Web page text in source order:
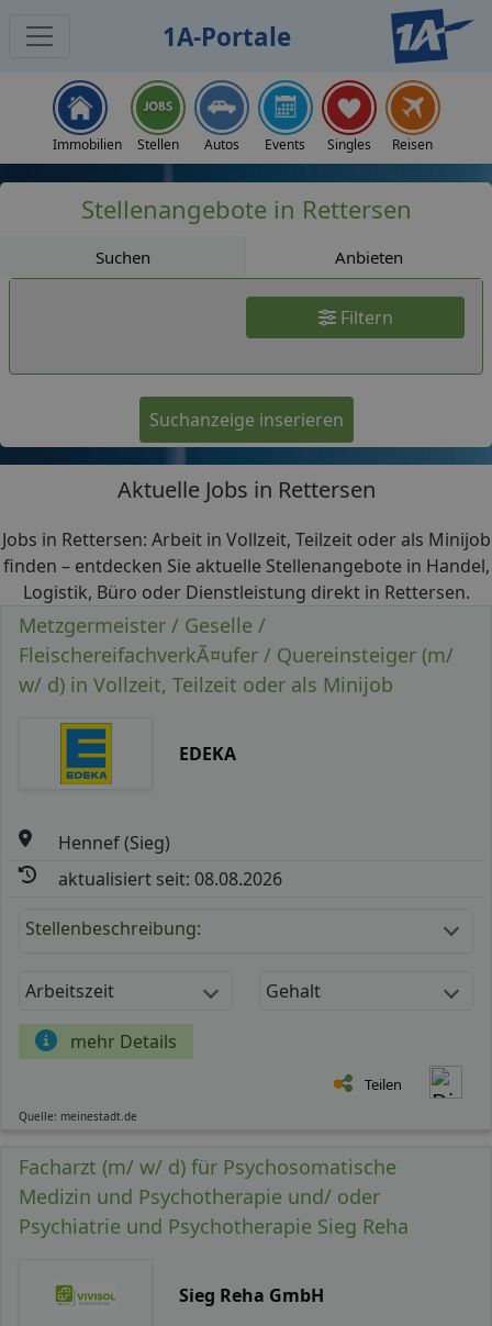
1A-Portale
Immobilien Stellen Autos Events Singles Reisen
Stellenangebote in Rettersen
Suchen Anbieten
Filtern
Suchanzeige inserieren
Aktuelle Jobs in Rettersen
Jobs in Rettersen: Arbeit in Vollzeit, Teilzeit oder als Minijob
finden – entdecken Sie aktuelle Stellenangebote in Handel,
Logistik, Büro oder Dienstleistung direkt in Rettersen.
Metzgermeister / Geselle /
FleischereifachverkÃ¤ufer / Quereinsteiger (m/
w/ d) in Vollzeit, Teilzeit oder als Minijob
EDEKA
Hennef (Sieg)
aktualisiert seit: 08.08.2026
Stellenbeschreibung:
Arbeitszeit Gehalt
mehr Details
Teilen
Quelle: meinestadt.de
Facharzt (m/ w/ d) für Psychosomatische
Medizin und Psychotherapie und/ oder
Psychiatrie und Psychotherapie Sieg Reha
Sieg Reha GmbH